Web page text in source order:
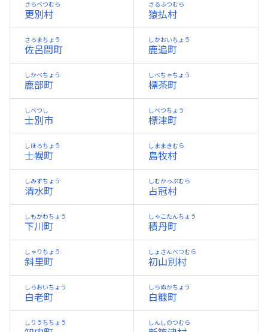
更別村
さらべつむら
猿払村
さるふつむら
佐呂間町
さろまちょう
鹿追町
しかおいちょう
鹿部町
しかべちょう
標茶町
しべちゃちょう
士別市
しべつし
標津町
しべつちょう
士幌町
しほろちょう
島牧村
しままきむら
清水町
しみずちょう
占冠村
しむかっぷむら
下川町
しもかわちょう
積丹町
しゃこたんちょう
斜里町
しゃりちょう
初山別村
しょさんべつむら
白老町
しらおいちょう
白糠町
しらぬかちょう
しりうちちょう しんしのつむら